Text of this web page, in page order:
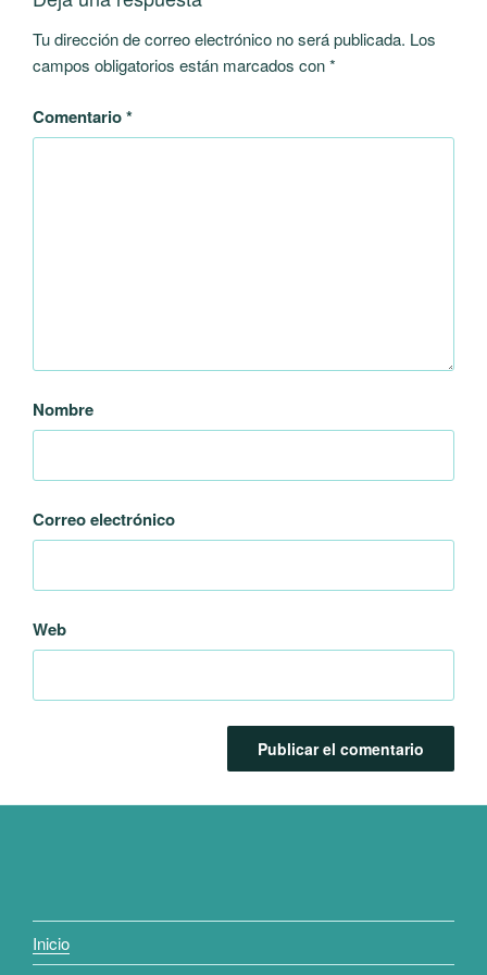
Tu dirección de correo electrónico no será publicada. Los
campos obligatorios están marcados con*
Comentario*
Nombre
Correo electrónico
Web
Inicio